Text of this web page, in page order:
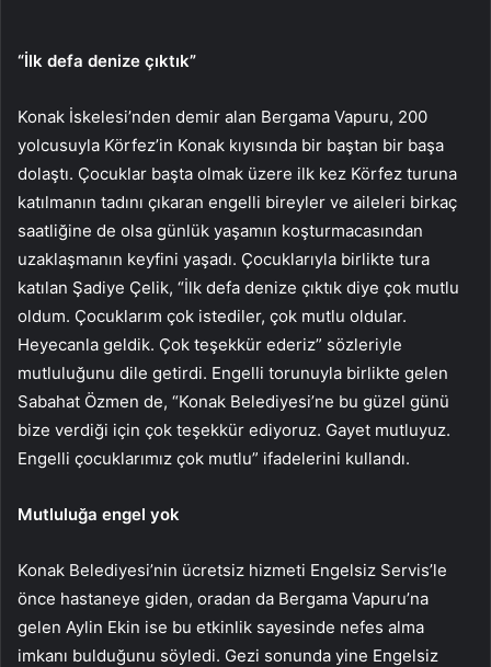
“İlk defa denize çıktık”
Konak İskelesi’nden demir alan Bergama Vapuru, 200
yolcusuyla Körfez’in Konak kıyısında bir baştan bir başa
dolaştı. Çocuklar başta olmak üzere ilk kez Körfez turuna
katılmanın tadını çıkaran engelli bireyler ve aileleri birkaç
saatliğine de olsa günlük yaşamın koşturmacasından
uzaklaşmanın keyfini yaşadı. Çocuklarıyla birlikte tura
katılan Şadiye Çelik, “İlk defa denize çıktık diye çok mutlu
oldum. Çocuklarım çok istediler, çok mutlu oldular.
Heyecanla geldik. Çok teşekkür ederiz” sözleriyle
mutluluğunu dile getirdi. Engelli torunuyla birlikte gelen
Sabahat Özmen de, “Konak Belediyesi’ne bu güzel günü
bize verdiği için çok teşekkür ediyoruz. Gayet mutluyuz.
Engelli çocuklarımız çok mutlu” ifadelerini kullandı.
Mutluluğa engel yok
Konak Belediyesi’nin ücretsiz hizmeti Engelsiz Servis’le
önce hastaneye giden, oradan da Bergama Vapuru’na
gelen Aylin Ekin ise bu etkinlik sayesinde nefes alma
imkanı bulduğunu söyledi. Gezi sonunda yine Engelsiz